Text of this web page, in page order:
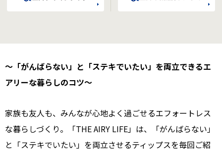
〜「がんばらない」と「ステキでいたい」を両立できるエ
アリーな暮らしのコツ〜
家族も友人も、みんなが心地よく過ごせるエフォートレス
な暮らしづくり。「THE AIRY LIFE」は、「がんばらない」
と「ステキでいたい」を両立させるティップスを毎回ご紹